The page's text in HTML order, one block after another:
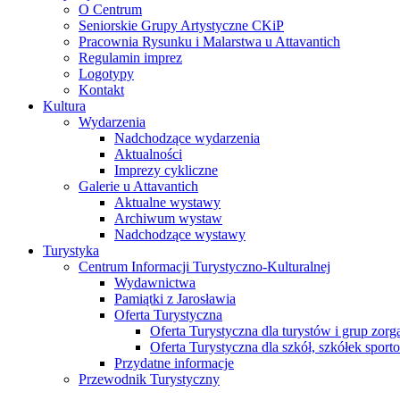
O Centrum
Seniorskie Grupy Artystyczne CKiP
Pracownia Rysunku i Malarstwa u Attavantich
Regulamin imprez
Logotypy
Kontakt
Kultura
Wydarzenia
Nadchodzące wydarzenia
Aktualności
Imprezy cykliczne
Galerie u Attavantich
Aktualne wystawy
Archiwum wystaw
Nadchodzące wystawy
Turystyka
Centrum Informacji Turystyczno-Kulturalnej
Wydawnictwa
Pamiątki z Jarosławia
Oferta Turystyczna
Oferta Turystyczna dla turystów i grup
Oferta Turystyczna dla szkół, szkółek
Przydatne informacje
Przewodnik Turystyczny